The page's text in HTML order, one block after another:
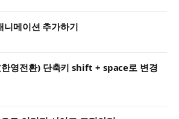
메이션 추가하기
영전환) 단축키 shift + space로 변경